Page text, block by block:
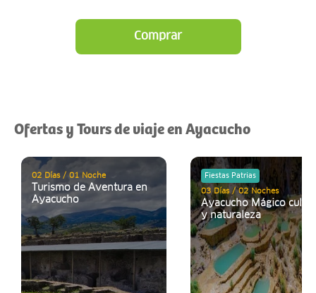
Comprar
Ofertas y Tours de viaje en Ayacucho
02 Días / 01 Noche
Turismo de Aventura en
Ayacucho
Fiestas Patrias
03 Días / 02 Noches
Ayacucho Mágico
y naturaleza